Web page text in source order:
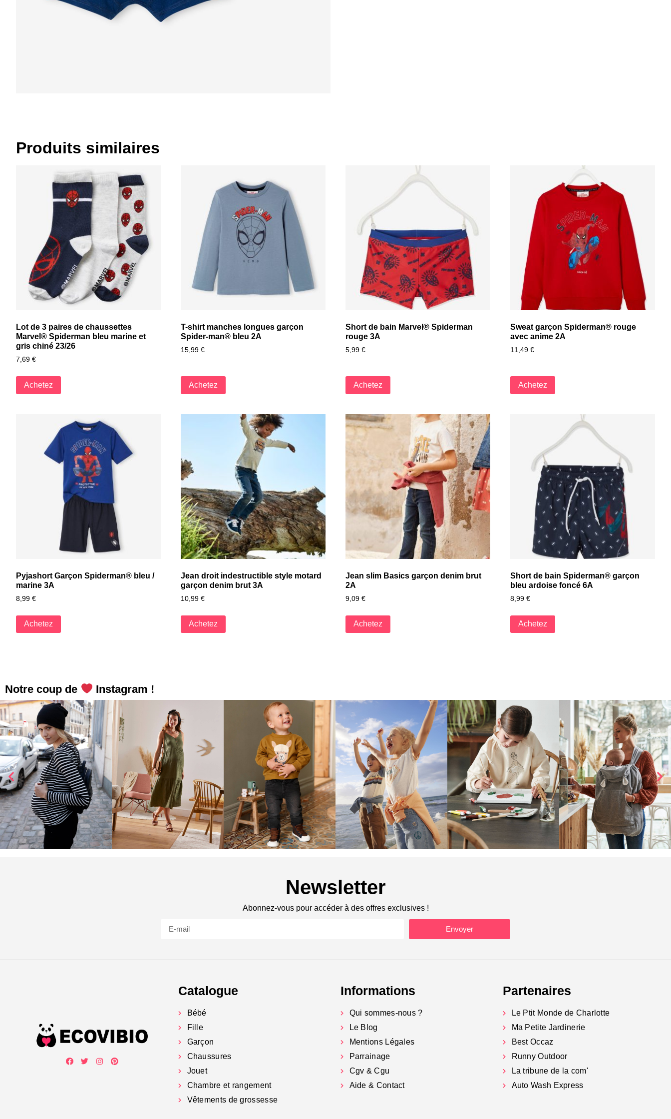
Produits similaires
Lot de 3 paires de chaussettes
Marvel® Spiderman bleu marine et
gris chiné 23/26
7,69 €
Achetez
T-shirt manches longues garçon
Spider-man® bleu 2A
15,99 €
Achetez
Short de bain Marvel® Spiderman
rouge 3A
5,99 €
Achetez
Sweat garçon Spiderman® rouge
avec anime 2A
11,49 €
Achetez
Pyjashort Garçon Spiderman® bleu /
marine 3A
8,99 €
Achetez
Jean droit indestructible style motard
garçon denim brut 3A
10,99 €
Achetez
Jean slim Basics garçon denim brut
2A
9,09 €
Achetez
Short de bain Spiderman® garçon
bleu ardoise foncé 6A
8,99 €
Achetez
Notre coup de Instagram !
Newsletter
Abonnez-vous pour accéder à des offres exclusives !
Envoyer
Catalogue
Bébé
Fille
Garçon
Chaussures
Jouet
Chambre et rangement
Vêtements de grossesse
Informations
Qui sommes-nous ?
Le Blog
Mentions Légales
Parrainage
Cgv & Cgu
Aide & Contact
Partenaires
Le Ptit Monde de Charlotte
Ma Petite Jardinerie
Best Occaz
Runny Outdoor
La tribune de la com'
Auto Wash Express